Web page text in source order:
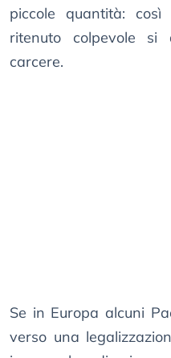
piccole quantità:
ritenuto colpevole
carcere.
Se in Europa alcuni
verso una